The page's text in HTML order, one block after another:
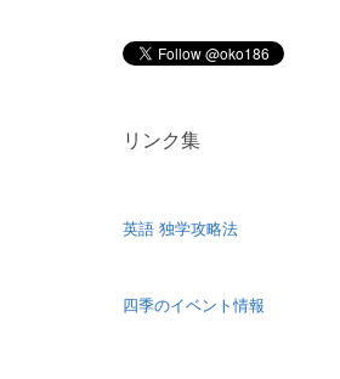
リンク集
英語 独学攻略法
四季のイベント情報